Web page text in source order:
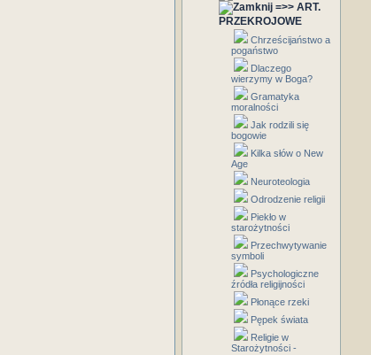
=>> ART.
PRZEKROJOWE
Chrześcijaństwo a
pogaństwo
Dlaczego
wierzymy w Boga?
Gramatyka
moralności
Jak rodzili się
bogowie
Kilka słów o New
Age
Neuroteologia
Odrodzenie religii
Piekło w
starożytności
Przechwytywanie
symboli
Psychologiczne
źródła religijności
Płonące rzeki
Pępek świata
Religie w
Starożytności -